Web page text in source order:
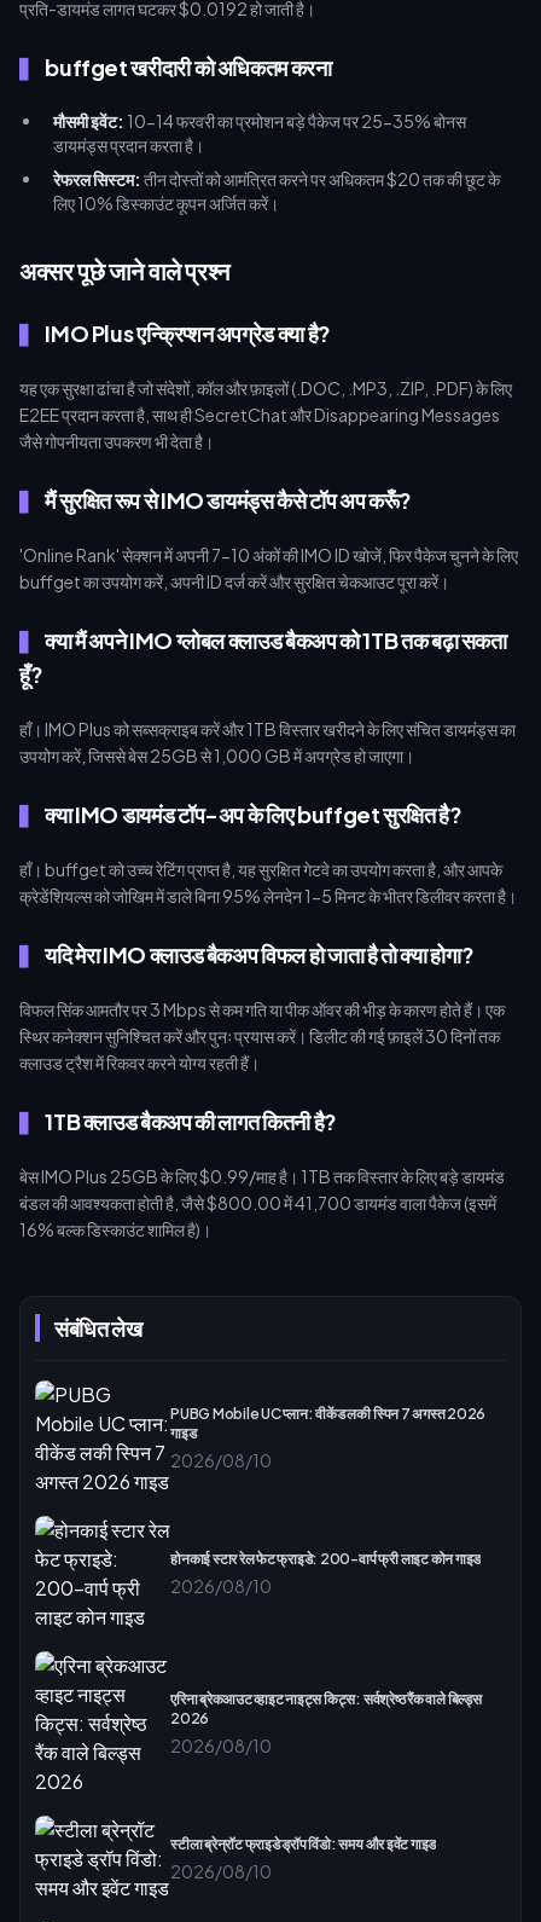
संबंधित लेख
PUBG Mobile UC प्लान: वीकेंड लकी स्पिन 7 अगस्त 2026
गाइड
2026/08/10
होनकाई स्टार रेल फेट फ्राइडे: 200-वार्प फ्री लाइट कोन गाइड
2026/08/10
एरिना ब्रेकआउट व्हाइट नाइट्स किट्स: सर्वश्रेष्ठ रैंक वाले बिल्ड्स
2026
2026/08/10
स्टीला ब्रेन्रॉट फ्राइडे ड्रॉप विंडो: समय और इवेंट गाइड
2026/08/10
प्रति-डायमंड लागत घटकर $0.0192 हो जाती है।
buffget खरीदारी को अधिकतम करना
मौसमी इवेंट: 10-14 फरवरी का प्रमोशन बड़े पैकेज पर 25-35% बोनस
डायमंड्स प्रदान करता है।
रेफरल सिस्टम: तीन दोस्तों को आमंत्रित करने पर अधिकतम $20 तक की छूट के
लिए 10% डिस्काउंट कूपन अर्जित करें।
अक्सर पूछे जाने वाले प्रश्न
IMO Plus एन्क्रिप्शन अपग्रेड क्या है?
यह एक सुरक्षा ढांचा है जो संदेशों, कॉल और फ़ाइलों (.DOC, .MP3, .ZIP, .PDF) के लिए
E2EE प्रदान करता है, साथ ही SecretChat और Disappearing Messages
जैसे गोपनीयता उपकरण भी देता है।
मैं सुरक्षित रूप से IMO डायमंड्स कैसे टॉप अप करूँ?
'Online Rank' सेक्शन में अपनी 7-10 अंकों की IMO ID खोजें, फिर पैकेज चुनने के लिए
buffget का उपयोग करें, अपनी ID दर्ज करें और सुरक्षित चेकआउट पूरा करें।
क्या मैं अपने IMO ग्लोबल क्लाउड बैकअप को 1TB तक बढ़ा सकता
हूँ?
हाँ। IMO Plus को सब्सक्राइब करें और 1TB विस्तार खरीदने के लिए संचित डायमंड्स का
उपयोग करें, जिससे बेस 25GB से 1,000 GB में अपग्रेड हो जाएगा।
क्या IMO डायमंड टॉप-अप के लिए buffget सुरक्षित है?
हाँ। buffget को उच्च रेटिंग प्राप्त है, यह सुरक्षित गेटवे का उपयोग करता है, और आपके
क्रेडेंशियल्स को जोखिम में डाले बिना 95% लेनदेन 1-5 मिनट के भीतर डिलीवर करता है।
यदि मेरा IMO क्लाउड बैकअप विफल हो जाता है तो क्या होगा?
विफल सिंक आमतौर पर 3 Mbps से कम गति या पीक ऑवर की भीड़ के कारण होते हैं। एक
स्थिर कनेक्शन सुनिश्चित करें और पुनः प्रयास करें। डिलीट की गई फ़ाइलें 30 दिनों तक
क्लाउड ट्रैश में रिकवर करने योग्य रहती हैं।
1TB क्लाउड बैकअप की लागत कितनी है?
बेस IMO Plus 25GB के लिए $0.99/माह है। 1TB तक विस्तार के लिए बड़े डायमंड
बंडल की आवश्यकता होती है, जैसे $800.00 में 41,700 डायमंड वाला पैकेज (इसमें
16% बल्क डिस्काउंट शामिल है)।